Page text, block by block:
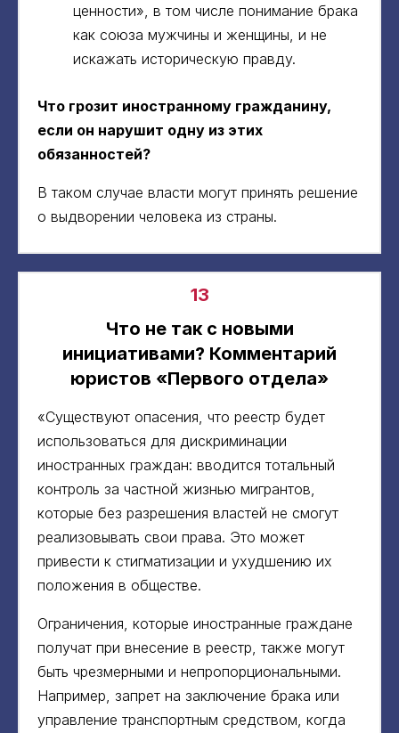
ценности», в том числе понимание брака
как союза мужчины и женщины, и не
искажать историческую правду.
Что грозит иностранному гражданину,
если он нарушит одну из этих
обязанностей?
В таком случае власти могут принять решение
о выдворении человека из страны.
13
Что не так с новыми
инициативами? Комментарий
юристов «Первого отдела»
«Существуют опасения, что реестр будет
использоваться для дискриминации
иностранных граждан: вводится тотальный
контроль за частной жизнью мигрантов,
которые без разрешения властей не смогут
реализовывать свои права. Это может
привести к стигматизации и ухудшению их
положения в обществе.
Ограничения, которые иностранные граждане
получат при внесение в реестр, также могут
быть чрезмерными и непропорциональными.
Например, запрет на заключение брака или
управление транспортным средством, когда